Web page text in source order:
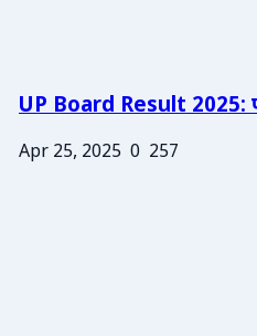
UP Board Result 2025:
Apr 25, 2025 0 257